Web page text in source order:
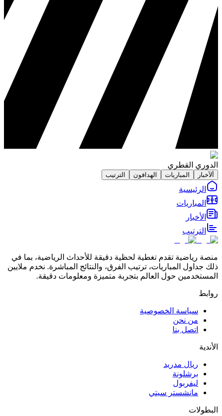
الدوري القطري
ألآخبار المباريات الهدافون الترتيب
الرئيسية
المباريات
الأخبار
الترتيب
منصة رياضية تقدم تغطية لحظية دقيقة للأحداث الرياضية، بما في
ذلك جداول المباريات، ترتيب الفرق، والنتائج المباشرة. نخدم ملايين
المستخدمين حول العالم بتجربة متميزة ومعلومات دقيقة.
روابط
سياسة الخصوصية
من نحن
اتصل بنا
الأندية
ريال مدريد
برشلونة
ليفربول
مانشستر سيتي
البطولات